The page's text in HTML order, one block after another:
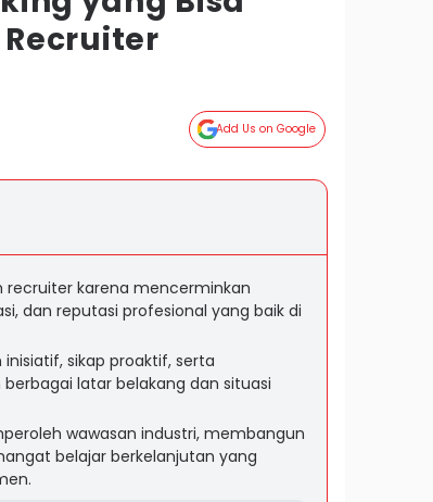
Add Us on Google
recruiter karena mencerminkan
dan reputasi profesional yang baik di
sikap proaktif, serta
latar belakang dan situasi
wawasan industri, membangun
belajar berkelanjutan yang